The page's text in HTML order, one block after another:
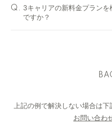
Q. 3キャリアの新料金プラン
ですか？
上記の例で解決しない場合は
お問い合わ